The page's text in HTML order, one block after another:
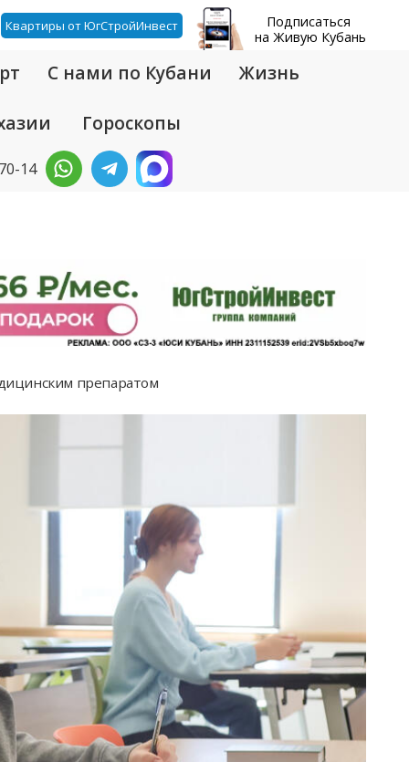
Квартиры от ЮгСтройИнвест
Подписаться
на Живую Кубань
С нами по Кубани Жизнь
Гороскопы
14
препаратом